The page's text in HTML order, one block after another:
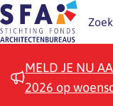
Doorgaan naar inhoud
MELD JE NU
2026 op